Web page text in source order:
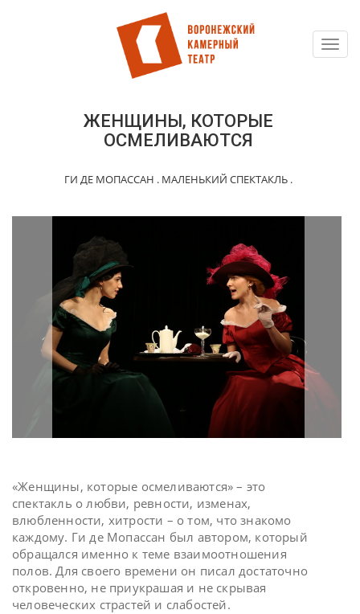
ЖЕНЩИНЫ, КОТОРЫЕ
ОСМЕЛИВАЮТСЯ
ГИ ДЕ МОПАССАН . МАЛЕНЬКИЙ СПЕКТАКЛЬ .
«Женщины, которые осмеливаются» – это
спектакль о любви, ревности, изменах,
влюбленности, хитрости – о том, что знакомо
каждому. Ги де Мопассан был автором, который
обращался именно к теме взаимоотношения
полов. Для своего времени он писал достаточно
откровенно, не приукрашая и не скрывая
человеческих страстей и слабостей.